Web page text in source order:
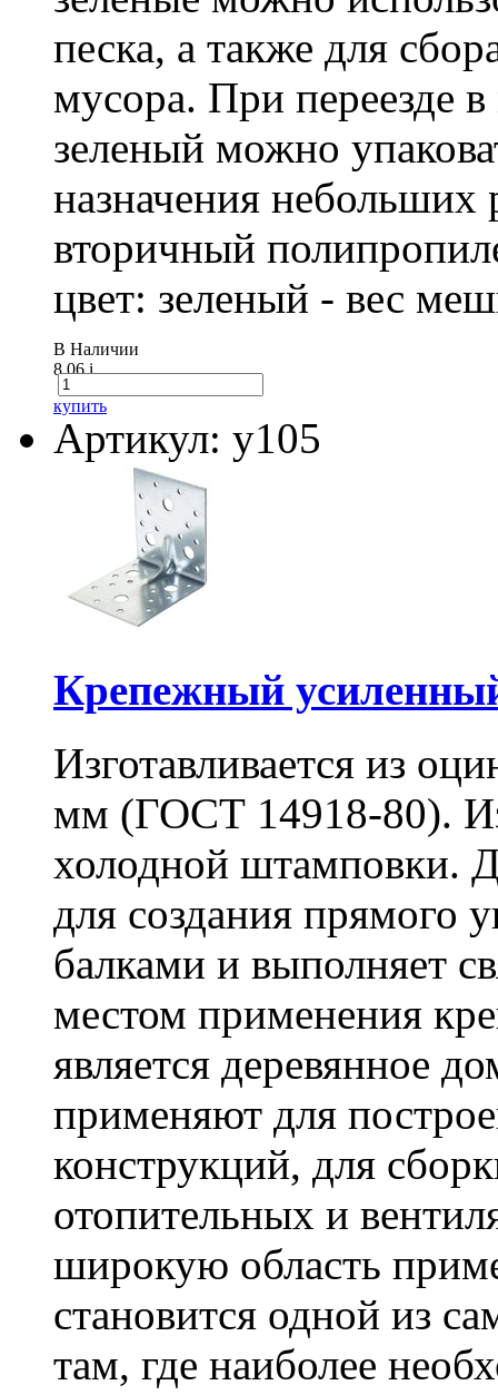
песка, а также для
мусора. При переезде
зеленый можно
назначения небольших
вторичный
цвет: зеленый - вес
В Наличии
8.06i
купить
Артикул: у105
Крепежный
Изготавливается из
мм (ГОСТ 14918-80).
холодной штамповки.
для создания прямого
балками и выполняет
местом применения
является деревянное
применяют для
конструкций, для
отопительных и
широкую область
становится одной из
там, где наиболее